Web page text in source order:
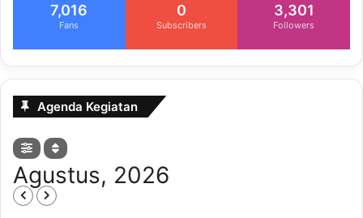
7,016
Fans
0
Subscribers
3,301
Followers
Agenda Kegiatan
Agustus, 2026